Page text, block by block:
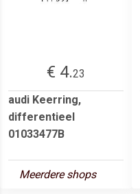
€ 4.23
audi Keerring,
differentieel
01033477B
Meerdere shops